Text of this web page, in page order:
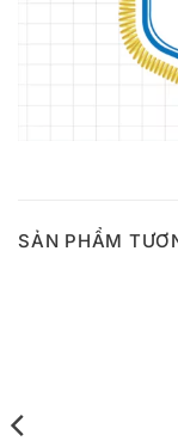
SẢN PHẨM